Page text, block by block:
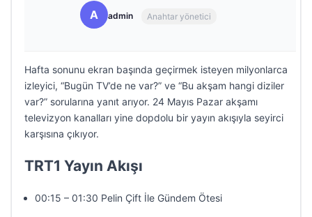
A admin Anahtar yönetici
Hafta sonunu ekran başında geçirmek isteyen milyonlarca
izleyici, “Bugün TV’de ne var?” ve “Bu akşam hangi diziler
var?” sorularına yanıt arıyor. 24 Mayıs Pazar akşamı
televizyon kanalları yine dopdolu bir yayın akışıyla seyirci
karşısına çıkıyor.
TRT1 Yayın Akışı
00:15 – 01:30 Pelin Çift İle Gündem Ötesi